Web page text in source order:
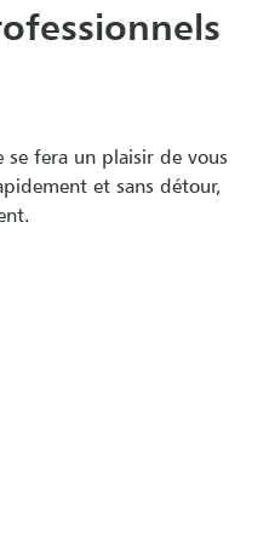
se fera un plaisir de vous
et sans détour,